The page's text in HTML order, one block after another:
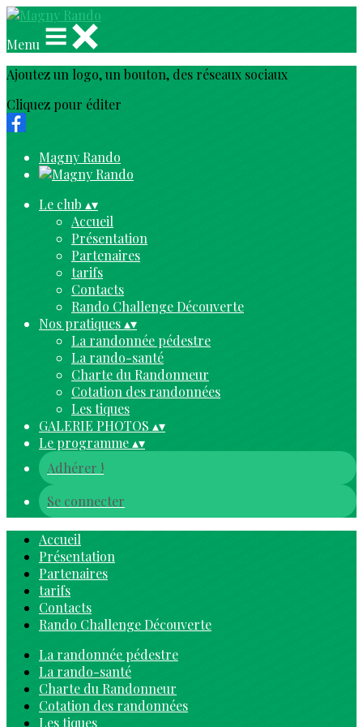
Menu
Ajoutez un logo, un bouton, des réseaux sociaux
Cliquez pour éditer
Magny Rando
Le club ▴▾
Accueil
Présentation
Partenaires
tarifs
Contacts
Rando Challenge Découverte
Nos pratiques▴▾
La randonnée pédestre
La rando-santé
Charte du Randonneur
Cotation des randonnées
Les tiques
GALERIE PHOTOS ▴▾
Le programme▴▾
Adhérer !
Se connecter
Accueil
Présentation
Partenaires
tarifs
Contacts
Rando Challenge Découverte
La randonnée pédestre
La rando-santé
Charte du Randonneur
Cotation des randonnées
Les tiques